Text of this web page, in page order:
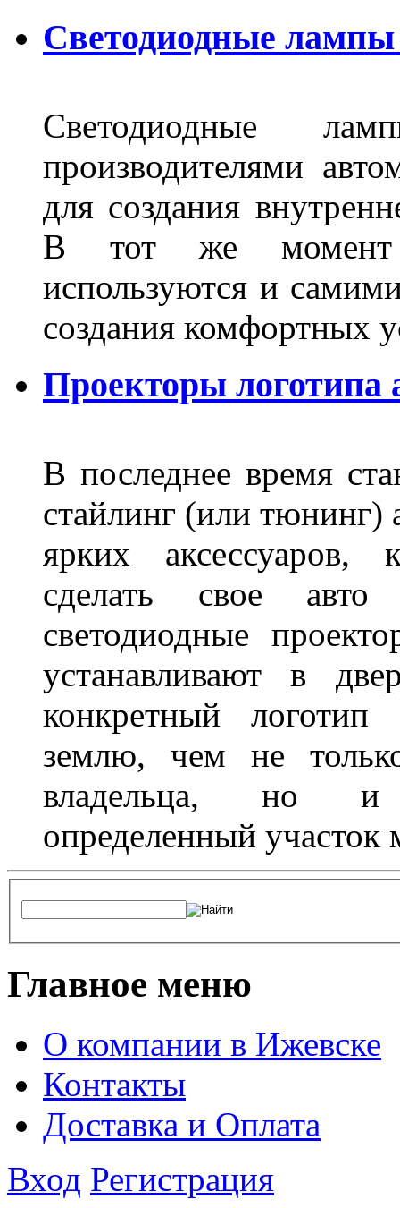
Светодиодные
Светодиодные
производителями
для создания
В тот же момент
используются и
создания комфортных
Проекторы логотипа
В последнее время
стайлинг (или тюнинг)
ярких аксессуаров,
сделать свое
светодиодные
устанавливают в
конкретный логотип
землю, чем не
владельца, но и
определенный участок
Главное меню
О компании в Ижевске
Контакты
Доставка и Оплата
Вход Регистрация